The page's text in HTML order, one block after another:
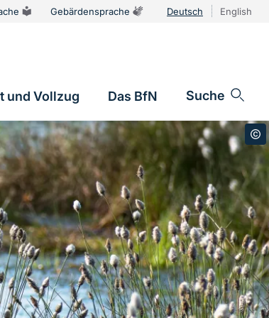
Gebärdensprache Deutsch English
und Vollzug Das BfN Suche